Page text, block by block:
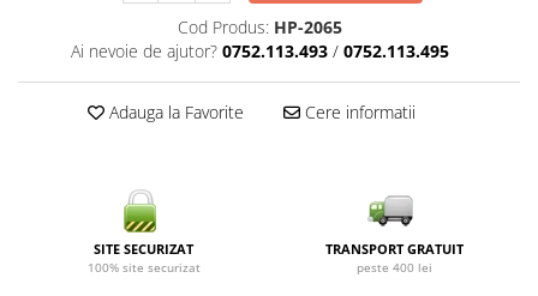
Cod Produs: HP-2065
Ai nevoie de ajutor? 0752.113.493 / 0752.113.495
Adauga la Favorite Cere informatii
SITE SECURIZAT
100% site securizat
TRANSPORT GRATUIT
peste 400 lei